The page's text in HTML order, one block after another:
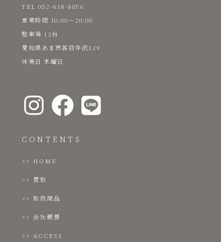
TEL 052-618-8056
​営業時間 10:00～20:00
駐車場 12台
愛知県あま市甚目寺流129
​休業日 木曜日
CONTENTS
HOME
買取
取扱商品
会社概要
ACCESS